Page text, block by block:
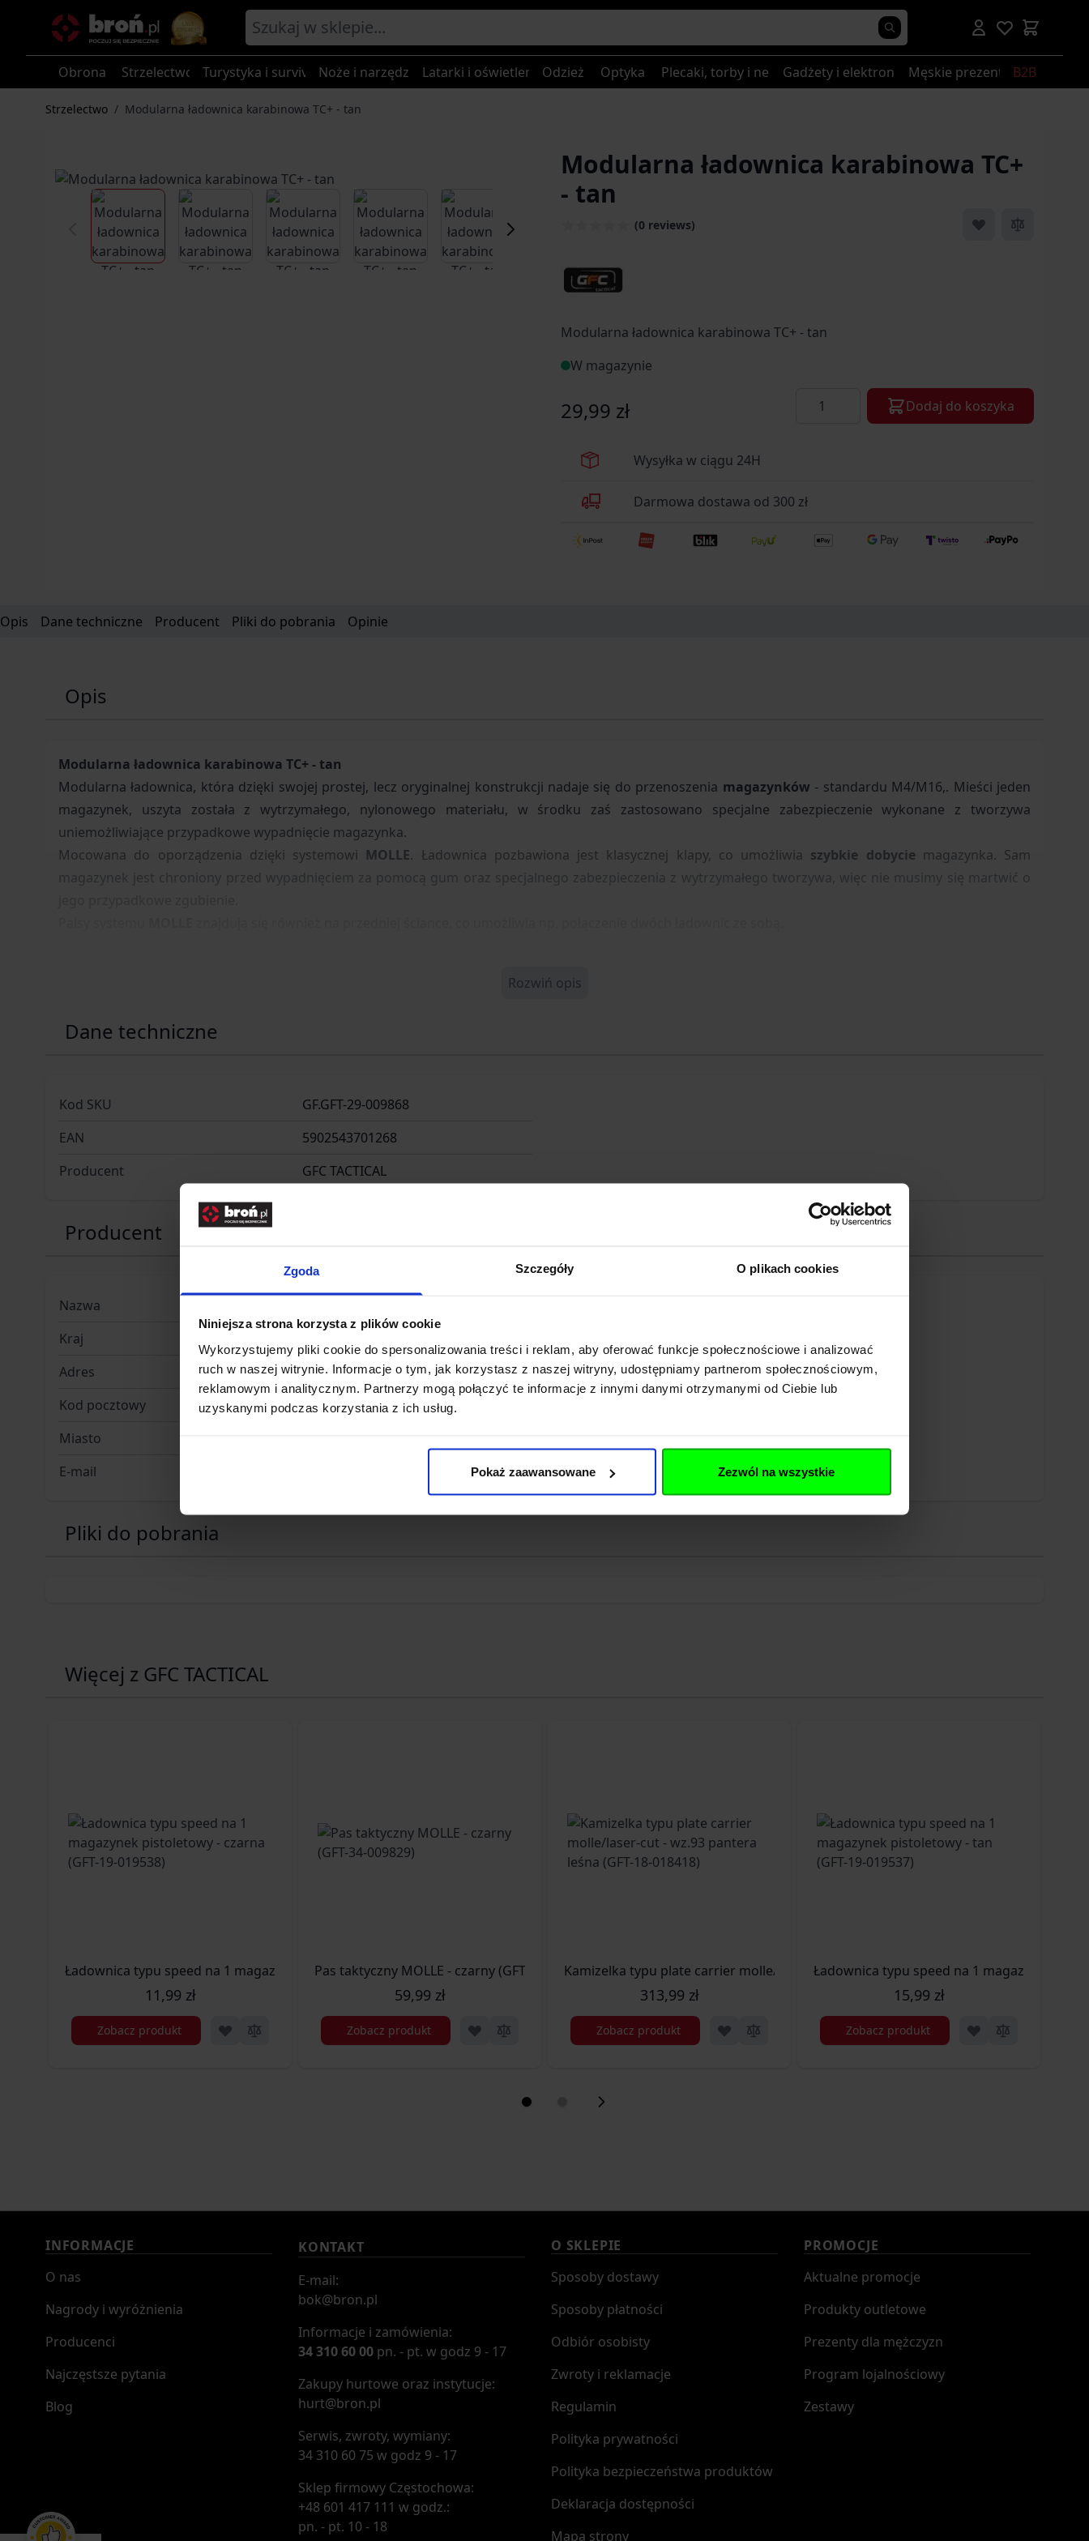
Zgoda Szczegóły O plikach cookies
Niniejsza strona korzysta z plików cookie
Wykorzystujemy pliki cookie do spersonalizowania treści i reklam, aby oferować funkcje społecznościowe i analizować
ruch w naszej witrynie. Informacje o tym, jak korzystasz z naszej witryny, udostępniamy partnerom społecznościowym,
reklamowym i analitycznym. Partnerzy mogą połączyć te informacje z innymi danymi otrzymanymi od Ciebie lub
uzyskanymi podczas korzystania z ich usług.
Pokaż zaawansowane Zezwól na wszystkie
Obrona Strzelectwo Turystyka i survival Noże i narzędzia Latarki i oświetlenieOdzież Optyka Plecaki, torby i nerkiGadżety i elektronikaMęskie prezenty B2B
Strzelectwo / Modularna ładownica karabinowa TC+ - tan
Modularna ładownica karabinowa TC+
- tan
(0 reviews)
View larger imageView larger imageView larger imageView larger imageView larger imageView larger image
Modularna ładownica karabinowa TC+ - tan
W magazynie
29,99 zł Ilość Dodaj do koszyka
Wysyłka w ciągu 24H
Darmowa dostawa od 300 zł
Opis Dane techniczne Producent Pliki do pobrania Opinie
Opis
Modularna ładownica karabinowa TC+ - tan
Modularna ładownica, która dzięki swojej prostej, lecz oryginalnej konstrukcji nadaje się do przenoszenia magazynków - standardu M4/M16,. Mieści jeden
magazynek, uszyta została z wytrzymałego, nylonowego materiału, w środku zaś zastosowano specjalne zabezpieczenie wykonane z tworzywa
uniemożliwiające przypadkowe wypadnięcie magazynka.
Mocowana do oporządzenia dzięki systemowi MOLLE. Ładownica pozbawiona jest klasycznej klapy, co umożliwia szybkie dobyciemagazynka. Sam
magazynek jest chroniony przed wypadnięciem za pomocą gum oraz specjalnego zabezpieczenia z wytrzymałego tworzywa, więc nie musimy się martwić o
Rozwiń opis
Dane techniczne
Kod SKU
GF.GFT-29-009868
EAN
5902543701268
Producent
GFC TACTICAL
Producent
Nazwa
Kraj
Adres
ul. Jana Długosza 42-46
Kod pocztowy
51-162
Miasto
E-mail
Pliki do pobrania
Więcej z GFC TACTICAL
Ładownica typu speed na 1 magazynek pistoletowy - czarna (GFT-19-019538)
11,99 zł
Zobacz produkt
Pas taktyczny MOLLE - czarny (GFT-34-009829)
59,99 zł
Zobacz produkt
Kamizelka typu plate carrier molle/laser-cut - wz.93 pantera leśna (GFT-18-018418)
313,99 zł
Zobacz produkt
Ładownica typu speed na 1 magazynek
15,99 zł
Zobacz produkt
INFORMACJE
O nas
Nagrody i wyróżnienia
Producenci
Najczęstsze pytania
Blog
KONTAKT
E-mail:
bok@bron.pl
Informacje i zamówienia:
34 310 60 00 pn. - pt. w godz 9 - 17
Zakupy hurtowe oraz instytucje:
hurt@bron.pl
Serwis, zwroty, wymiany:
34 310 60 75 w godz 9 - 17
Sklep firmowy Częstochowa:
+48 601 417 111 w godz.:
pn. - pt. 10 - 18
O SKLEPIE
Sposoby dostawy
Sposoby płatności
Odbiór osobisty
Zwroty i reklamacje
Regulamin
Polityka prywatności
Polityka bezpieczeństwa produktów
Deklaracja dostępności
Mapa strony
PROMOCJE
Aktualne promocje
Produkty outletowe
Prezenty dla mężczyzn
Program lojalnościowy
Zestawy